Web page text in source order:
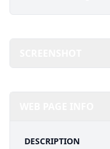
DESCRIPTION